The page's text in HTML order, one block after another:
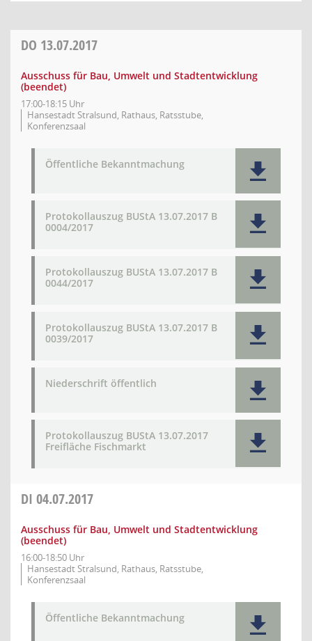
DO 13.07.2017
Ausschuss für Bau, Umwelt und Stadtentwicklung
(beendet)
17:00-18:15 Uhr
Hansestadt Stralsund, Rathaus, Ratsstube,
Konferenzsaal
Öffentliche Bekanntmachung
Protokollauszug BUStA 13.07.2017 B
0004/2017
Protokollauszug BUStA 13.07.2017 B
0044/2017
Protokollauszug BUStA 13.07.2017 B
0039/2017
Niederschrift öffentlich
Protokollauszug BUStA 13.07.2017
Freifläche Fischmarkt
DI 04.07.2017
Ausschuss für Bau, Umwelt und Stadtentwicklung
(beendet)
16:00-18:50 Uhr
Hansestadt Stralsund, Rathaus, Ratsstube,
Konferenzsaal
Öffentliche Bekanntmachung